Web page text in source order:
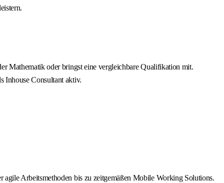
Mathematik oder bringst eine vergleichbare Qualifikation mit.
Inhouse Consultant aktiv.
Arbeitsmethoden bis zu zeitgemäßen Mobile Working Solutions.